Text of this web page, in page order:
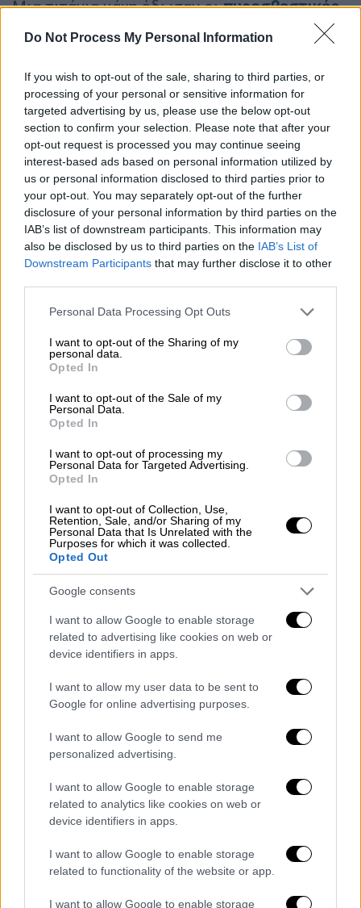
Do Not Process My Personal Information
If you wish to opt-out of the sale, sharing to third parties, or
processing of your personal or sensitive information for
targeted advertising by us, please use the below opt-out
section to confirm your selection. Please note that after your
opt-out request is processed you may continue seeing
interest-based ads based on personal information utilized by
us or personal information disclosed to third parties prior to
your opt-out. You may separately opt-out of the further
disclosure of your personal information by third parties on the
IAB’s list of downstream participants. This information may
also be disclosed by us to third parties on the IAB’s List of
Downstream Participants that may further disclose it to other
Please note that this website/app uses one or more Google
not limited to your visit or usage behaviour. You may click to
grant or deny consent to Google and its third-party tags to
use your data for below specified purposes in below Google
consent section.
Personal Data Processing Opt Outs
I want to opt-out of the Sharing of my
personal data.
Opted In
I want to opt-out of the Sale of my
Personal Data.
Opted In
I want to opt-out of processing my
Personal Data for Targeted Advertising.
Opted In
I want to opt-out of Collection, Use,
Retention, Sale, and/or Sharing of my
Personal Data that Is Unrelated with the
Purposes for which it was collected.
Opted Out
Google consents
I want to allow Google to enable storage
related to advertising like cookies on web or
device identifiers in apps.
I want to allow my user data to be sent to
Google for online advertising purposes.
I want to allow Google to send me
personalized advertising.
I want to allow Google to enable storage
related to analytics like cookies on web or
device identifiers in apps.
I want to allow Google to enable storage
related to functionality of the website or app.
I want to allow Google to enable storage
Μια τιτάνια μάχη έδωσαν οιπυροσβεστικές
δυνάμεις
για να θέσουν υπό έλεγχο τη
μεγάληφωτιά, που εκδηλώθηκε χθες στην
Πεντέλη .
Οι εικόνες που δημοσιεύτηκανστα μέσα
κοινωνικής δικτύωσηςαπό τις χθεσινές
επιχειρήσεις πραγματικά συγκλονίζουν.
Bίντεο, που δημοσιεύτηκε στο προφίλ του
forecast weather greece στο facebook,
δείχνει τους πυροσβέστες καθώς
προσπαθούν να περιορίσουν τη φωτιά με τις
μάνικες στα χέρια. Λόγω των δυνατών
ανέμων αναζωπυρώνεται και κατευθύνεται
προς τα πάνω τους. Οι πυροσβέστες
στάχτες σκορπίζονται παντού.